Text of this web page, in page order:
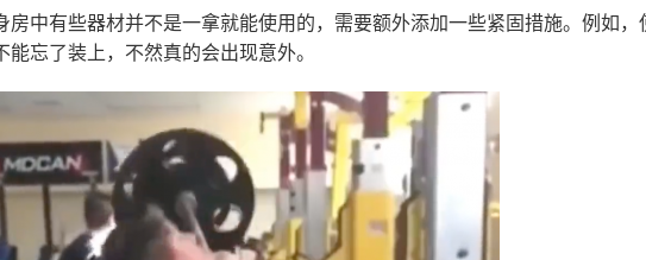
房中有些器材并不是一拿就能使用的，需要额外添加一些紧固措施。例如，
忘了装上，不然真的会出现意外。